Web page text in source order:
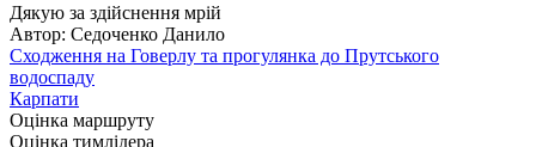
Дякую за здійснення мрій
Автор: Седоченко Данило
Сходження на Говерлу та прогулянка до Прутського
водоспаду
Карпати
Оцінка маршруту
Оцінка тимлідера